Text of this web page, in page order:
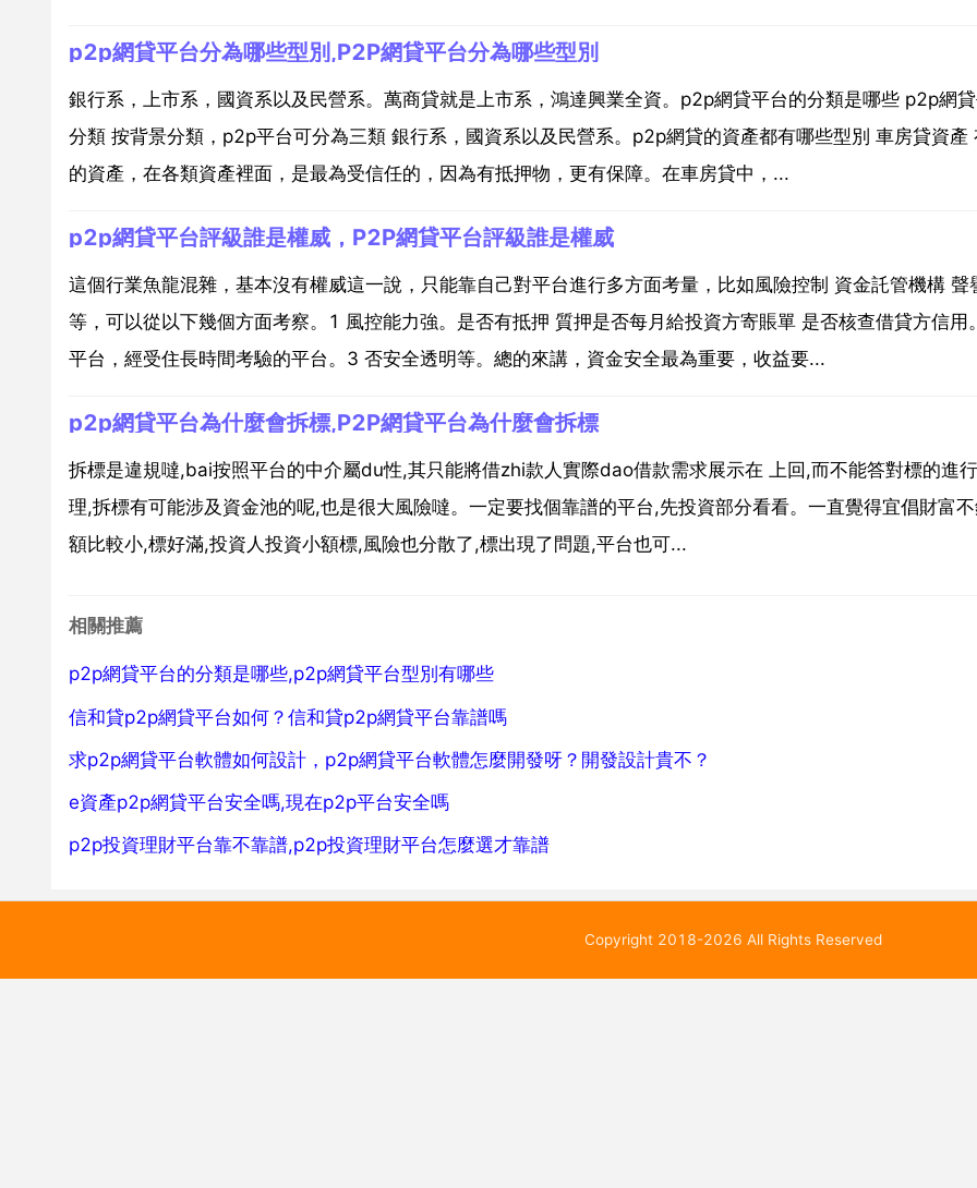
p2p網貸平台分為哪些型別,P2P網貸平台分為哪些型別
銀行系，上市系，國資系以及民營系。萬商貸就是上市系，鴻達興業全資。p2p網貸平台的分類是哪些 p2p網
分類 按背景分類，p2p平台可分為三類 銀行系，國資系以及民營系。p2p網貸的資產都有哪些型別 車房貸資產
的資產，在各類資產裡面，是最為受信任的，因為有抵押物，更有保障。在車房貸中，...
p2p網貸平台評級誰是權威，P2P網貸平台評級誰是權威
這個行業魚龍混雜，基本沒有權威這一說，只能靠自己對平台進行多方面考量，比如風險控制 資金託管機構 聲
等，可以從以下幾個方面考察。1 風控能力強。是否有抵押 質押是否每月給投資方寄賬單 是否核查借貸方信用
平台，經受住長時間考驗的平台。3 否安全透明等。總的來講，資金安全最為重要，收益要...
p2p網貸平台為什麼會拆標,P2P網貸平台為什麼會拆標
拆標是違規噠,bai按照平台的中介屬du性,其只能將借zhi款人實際dao借款需求展示在 上回,而不能答對標的進
理,拆標有可能涉及資金池的呢,也是很大風險噠。一定要找個靠譜的平台,先投資部分看看。一直覺得宜倡財富
額比較小,標好滿,投資人投資小額標,風險也分散了,標出現了問題,平台也可...
相關推薦
p2p網貸平台的分類是哪些,p2p網貸平台型別有哪些
信和貸p2p網貸平台如何？信和貸p2p網貸平台靠譜嗎
求p2p網貸平台軟體如何設計，p2p網貸平台軟體怎麼開發呀？開發設計貴不？
e資產p2p網貸平台安全嗎,現在p2p平台安全嗎
p2p投資理財平台靠不靠譜,p2p投資理財平台怎麼選才靠譜
Copyright 2018-2026 All Rights Reserved